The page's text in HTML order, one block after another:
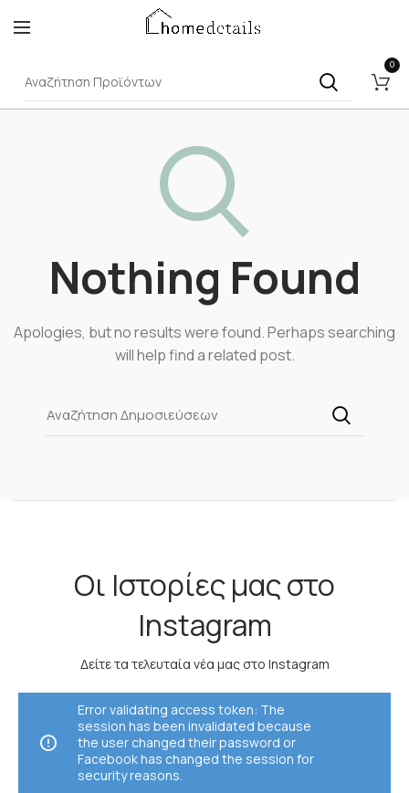
0
Nothing Found
Apologies, but no results were found. Perhaps searching
will help find a related post.
Οι Ιστορίες μας στο
Instagram
Δείτε τα τελευταία νέα μας στο Instagram
Error validating access token: The
session has been invalidated because
the user changed their password or
Facebook has changed the session for
security reasons.